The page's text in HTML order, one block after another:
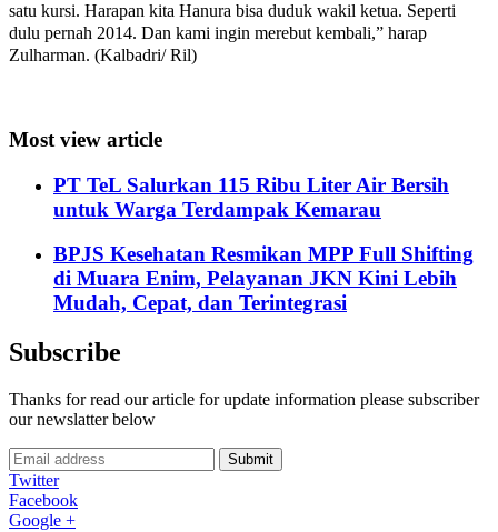
satu kursi. Harapan kita Hanura bisa duduk wakil ketua. Seperti
dulu pernah 2014. Dan kami ingin merebut kembali,” harap
Zulharman. (Kalbadri/ Ril)
Most view article
PT TeL Salurkan 115 Ribu Liter Air Bersih
untuk Warga Terdampak Kemarau
BPJS Kesehatan Resmikan MPP Full Shifting
di Muara Enim, Pelayanan JKN Kini Lebih
Mudah, Cepat, dan Terintegrasi
Subscribe
Thanks for read our article for update information please subscriber
our newslatter below
Submit
Twitter
Facebook
Google +